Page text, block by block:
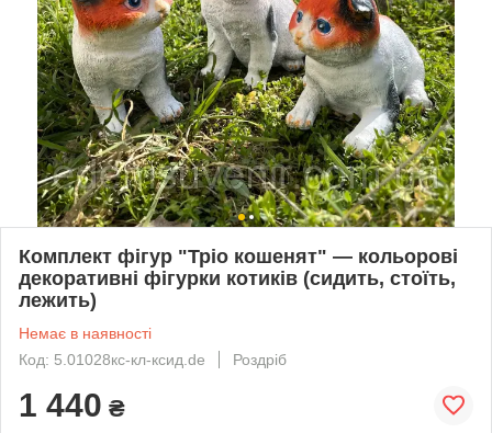
Комплект фігур "Тріо кошенят" — кольорові
декоративні фігурки котиків (сидить, стоїть,
лежить)
Немає в наявності
Код: 5.01028кс-кл-ксид.de
Роздріб
1 440 ₴